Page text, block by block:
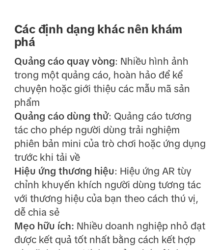
Các định dạng khác nên khám
phá
Quảng cáo quay vòng: Nhiều hình ảnh
trong một quảng cáo, hoàn hảo để kể
chuyện hoặc giới thiệu các mẫu mã sản
phẩm
Quảng cáo dùng thử: Quảng cáo tương
tác cho phép người dùng trải nghiệm
phiên bản mini của trò chơi hoặc ứng dụng
trước khi tải về
Hiệu ứng thương hiệu: Hiệu ứng AR tùy
chỉnh khuyến khích người dùng tương tác
với thương hiệu của bạn theo cách thú vị,
dễ chia sẻ
Mẹo hữu ích: Nhiều doanh nghiệp nhỏ đạt
được kết quả tốt nhất bằng cách kết hợp